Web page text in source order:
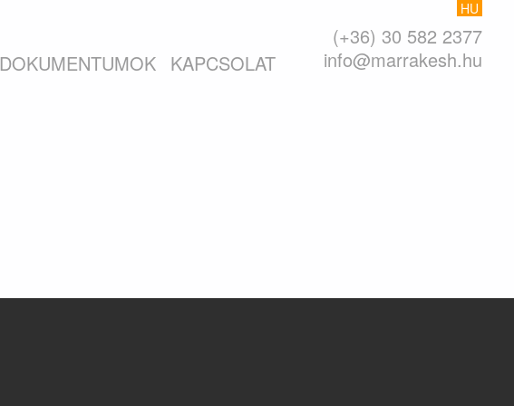
HU
DOKUMENTUMOK KAPCSOLAT
(+36) 30 582 2377
info@marrakesh.hu